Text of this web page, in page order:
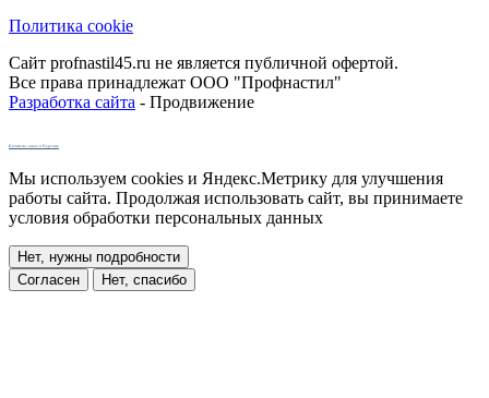
Политика cookie
Сайт profnastil45.ru не является публичной офертой.
Все права принадлежат ООО "Профнастил"
Разработка сайта - Продвижение
Кухни на заказ в Кургане
Мы используем cookies и Яндекс.Метрику для улучшения
работы сайта. Продолжая использовать сайт, вы принимаете
условия обработки персональных данных
Нет, нужны подробности
Согласен
Нет, спасибо